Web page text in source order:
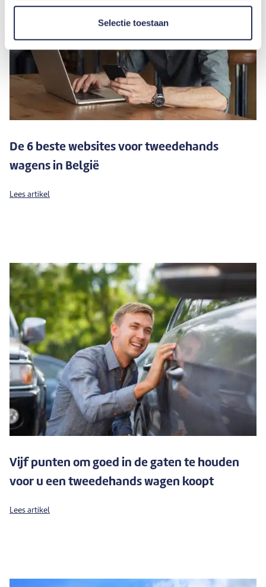
Selectie toestaan
De 6 beste websites voor tweedehands
wagens in België
Lees artikel
Vijf punten om goed in de gaten te houden
voor u een tweedehands wagen koopt
Lees artikel